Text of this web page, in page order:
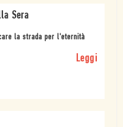
Sera
la strada per l'eternità
Leggi